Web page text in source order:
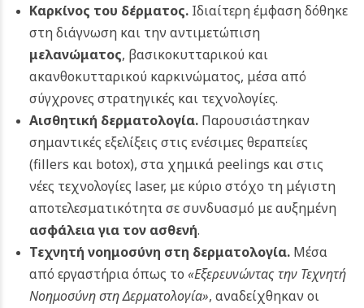
Καρκίνος του δέρματος.Ιδιαίτερη έμφαση δόθηκε
στη διάγνωση και την αντιμετώπιση
μελανώματος, βασικοκυτταρικού και
ακανθοκυτταρικού καρκινώματος, μέσα από
σύγχρονες στρατηγικές και τεχνολογίες.
Αισθητική δερματολογία. Παρουσιάστηκαν
σημαντικές εξελίξεις στις ενέσιμες θεραπείες
(fillers και botox), στα χημικά peelings και στις
νέες τεχνολογίες laser, με κύριο στόχο τη μέγιστη
αποτελεσματικότητα σε συνδυασμό με αυξημένη
ασφάλεια για τον ασθενή.
Τεχνητή νοημοσύνη στη δερματολογία. Μέσα
από εργαστήρια όπως το «Εξερευνώντας την Τεχνητή
Νοημοσύνη στη Δερματολογία», αναδείχθηκαν οι